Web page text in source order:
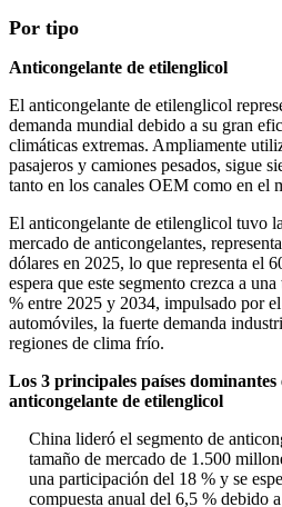
Por tipo
Anticongelante de etilenglicol
El anticongelante de etilenglicol
demanda mundial debido a su gran
climáticas extremas. Ampliamente
pasajeros y camiones pesados, sigue
tanto en los canales OEM como en el
El anticongelante de etilenglicol tuvo
mercado de anticongelantes,
dólares en 2025, lo que representa el
espera que este segmento crezca a
% entre 2025 y 2034, impulsado por
automóviles, la fuerte demanda
regiones de clima frío.
Los 3 principales países dominantes
anticongelante de etilenglicol
China lideró el segmento de
tamaño de mercado de 1.500
una participación del 18 % y se
compuesta anual del 6,5 % debido